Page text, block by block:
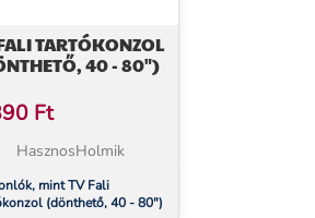
TARTÓKONZOL
40 - 80")
Ft
HasznosHolmik
mint TV Fali
(dönthető, 40 - 80")